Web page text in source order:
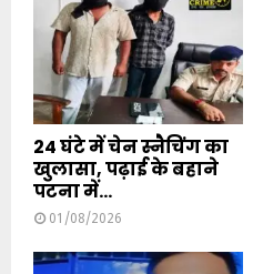
24 घंटे में चेन स्नैचिंग का
खुलासा, पढ़ाई के बहाने
पटना में...
01/08/2026